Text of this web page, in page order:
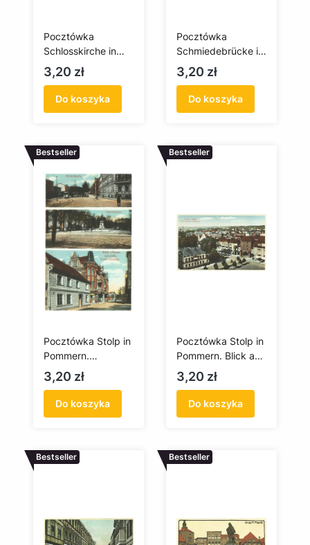
Pocztówka
Schlosskirche in
Stolp / Kościół
Zamkowy w
Słupsku
Cena
3,20 zł
Do koszyka
Pocztówka
Schmiedebrücke in
Stolp / Most
Kowalski w Słupsku
Cena
3,20 zł
Do koszyka
Bestseller
Pocztówka Stolp in
Pommern.
Bahnhofstrasse,
Bismarckplatz,Gold
strasse, Klose's
Gasthaus / Słupsk
Polskiego, Park
Gospoda Klosego,
Cena
3,20 zł
Do koszyka
Bestseller
Pocztówka Stolp in
Pommern. Blick aus
der vogelschau /
Słupsk na Pomorzu.
Widok z lotu ptaka
Cena
3,20 zł
Do koszyka
Bestseller Bestseller